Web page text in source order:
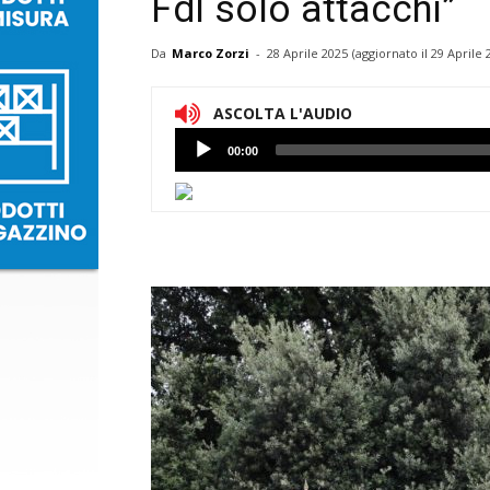
FdI solo attacchi”
Da Marco Zorzi - 28 Aprile 2025 (aggiornato il 29 Aprile
ASCOLTA L'AUDIO
Lettore
Audio
00:00